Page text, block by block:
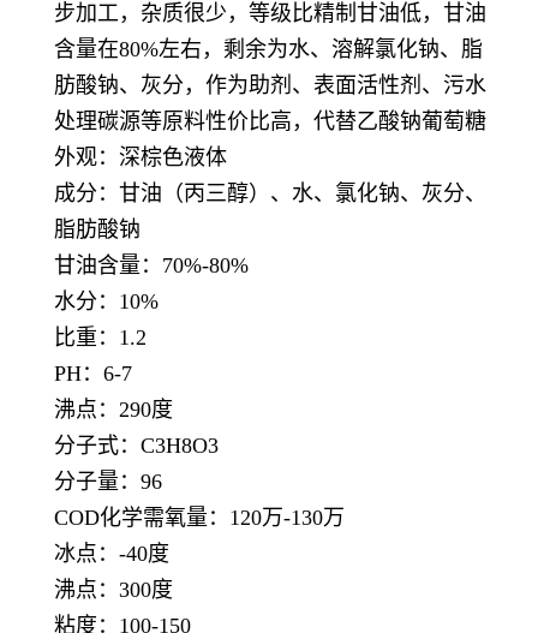
步加工，杂质很少，等级比精制甘油低，甘油
含量在80%左右，剩余为水、溶解氯化钠、脂
肪酸钠、灰分，作为助剂、表面活性剂、污水
处理碳源等原料性价比高，代替乙酸钠葡萄糖
外观：深棕色液体
成分：甘油（丙三醇）、水、氯化钠、灰分、
脂肪酸钠
甘油含量：70%-80%
水分：10%
比重：1.2
PH：6-7
沸点：290度
分子式：C3H8O3
分子量：96
COD化学需氧量：120万-130万
冰点：-40度
沸点：300度
粘度：100-150